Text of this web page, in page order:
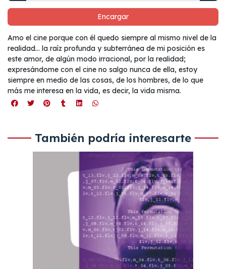
Encargar
Amo el cine porque con él quedo siempre al mismo nivel de la
realidad… la raíz profunda y subterránea de mi posición es
este amor, de algún modo irracional, por la realidad;
expresándome con el cine no salgo nunca de ella, estoy
siempre en medio de las cosas, de los hombres, de lo que
más me interesa en la vida, es decir, la vida misma.
También podría interesarte